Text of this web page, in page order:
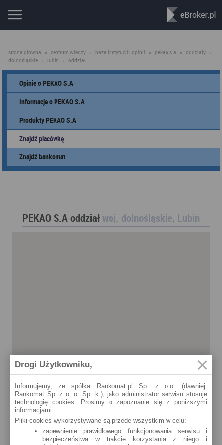
strona główna » centrum wiedzy » baza instytucji i opinii » pekao s.a » oddziały »
dolnośląskie » lubin » oddział
Opinie o PEKAO S.A
Informacje o PEKAO S.A
Produkty PEKAO S.A
Znajdź placówkę
Znajdź bankomat
PEKAO S.A oddziałwoj. dolnośląskie, Lubin
Drogi Użytkowniku,
Informujemy, że spółka Rankomat.pl Sp. z o.o. (dawniej:
Rankomat Sp. z o. o. Sp. k.), jako administrator serwisu stosuje
technologię cookies. Prosimy o zapoznanie się z poniższymi
informacjami:
Pliki cookies wykorzystywane są przede wszystkim w celu:
zapewnienie prawidłowego funkcjonowania serwisu i
bezpieczeństwa w trakcie korzystania z niego i